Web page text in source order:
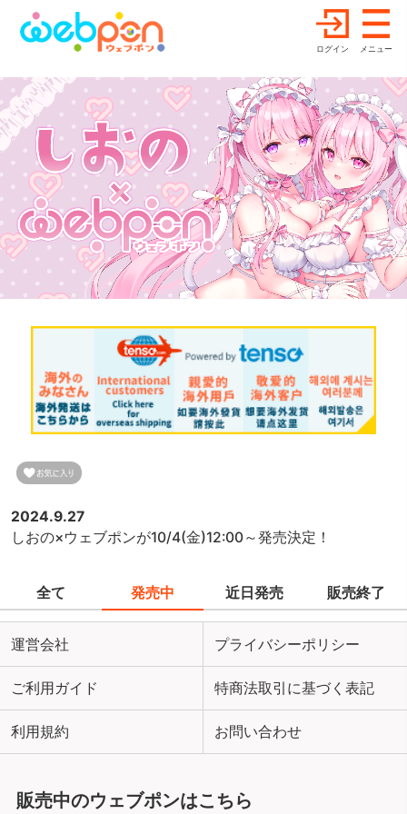
ログイン メニュー
2024.9.27
しおの×ウェブポンが10/4(金)12:00～発売決定！
全て 発売中 近日発売 販売終了
運営会社 プライバシーポリシー
ご利用ガイド 特商法取引に基づく表記
利用規約 お問い合わせ
販売中のウェブポンはこちら